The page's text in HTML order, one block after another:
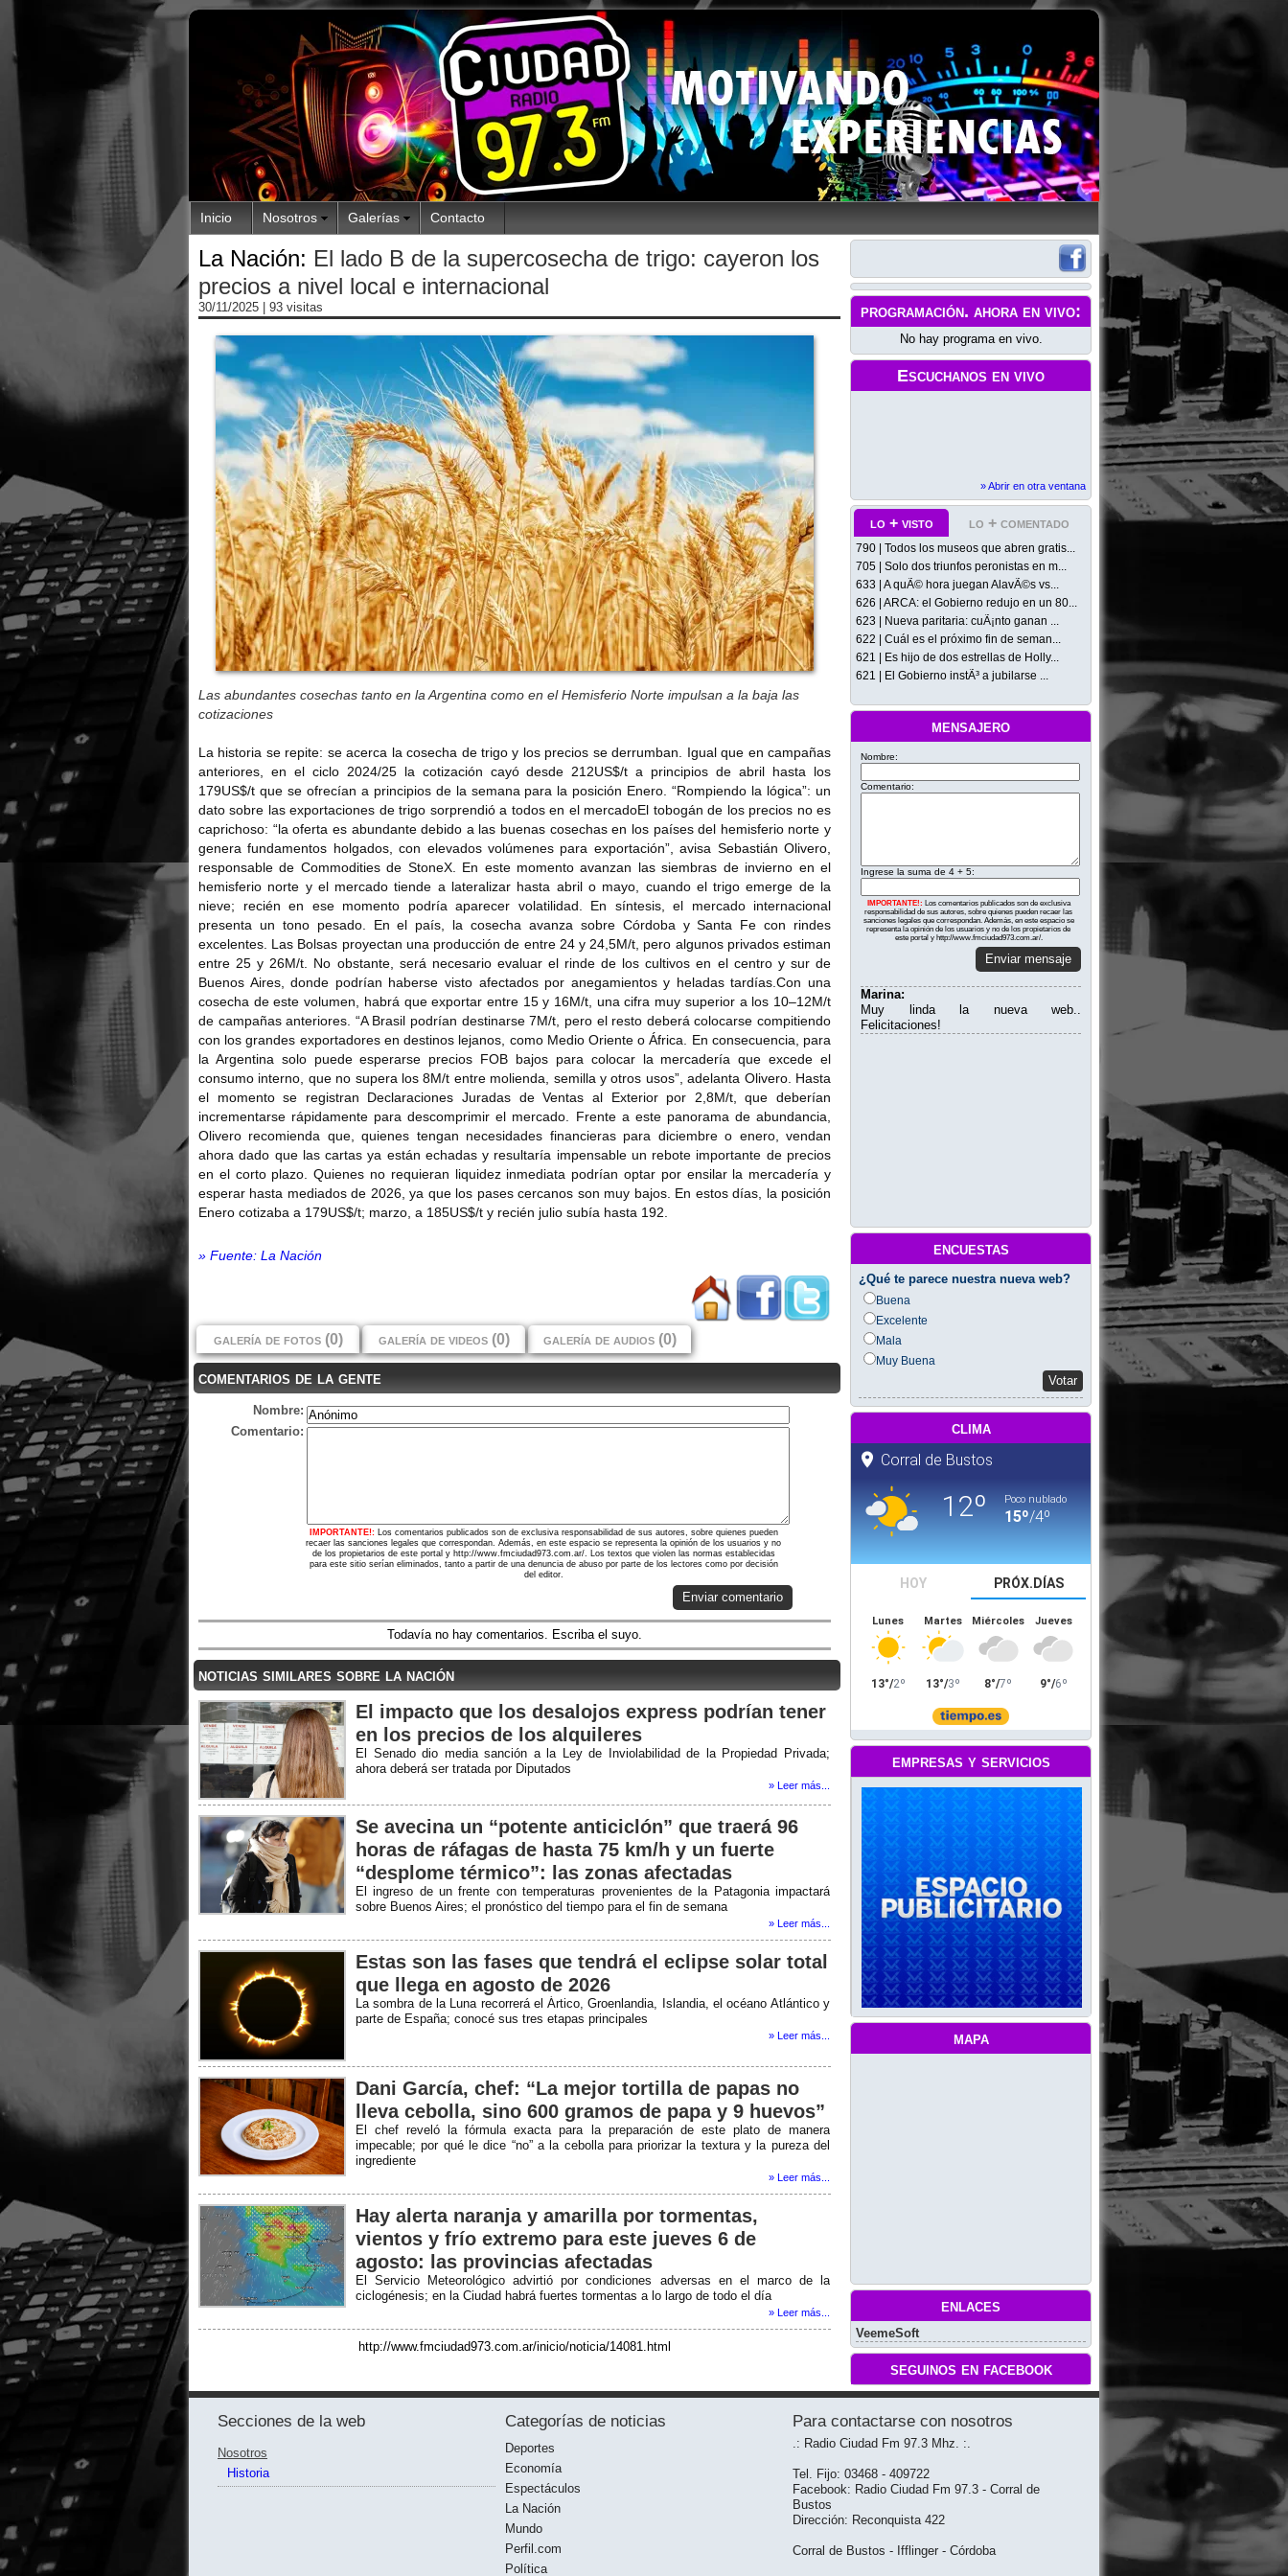
Inicio Nosotros Galerías Contacto
La Nación: El lado B de la supercosecha de trigo: cayeron los
precios a nivel local e internacional
30/11/2025 | 93 visitas
Las abundantes cosechas tanto en la Argentina como en el Hemisferio Norte impulsan a la baja las
cotizaciones
La historia se repite: se acerca la cosecha de trigo y los precios se derrumban. Igual que en campañas
anteriores, en el ciclo 2024/25 la cotización cayó desde 212US$/t a principios de abril hasta los
179US$/t que se ofrecían a principios de la semana para la posición Enero. “Rompiendo la lógica”: un
dato sobre las exportaciones de trigo sorprendió a todos en el mercadoEl tobogán de los precios no es
caprichoso: “la oferta es abundante debido a las buenas cosechas en los países del hemisferio norte y
genera fundamentos holgados, con elevados volúmenes para exportación”, avisa Sebastián Olivero,
responsable de Commodities de StoneX. En este momento avanzan las siembras de invierno en el
hemisferio norte y el mercado tiende a lateralizar hasta abril o mayo, cuando el trigo emerge de la
nieve; recién en ese momento podría aparecer volatilidad. En síntesis, el mercado internacional
presenta un tono pesado. En el país, la cosecha avanza sobre Córdoba y Santa Fe con rindes
excelentes. Las Bolsas proyectan una producción de entre 24 y 24,5M/t, pero algunos privados estiman
entre 25 y 26M/t. No obstante, será necesario evaluar el rinde de los cultivos en el centro y sur de
Buenos Aires, donde podrían haberse visto afectados por anegamientos y heladas tardías.Con una
cosecha de este volumen, habrá que exportar entre 15 y 16M/t, una cifra muy superior a los 10–12M/t
de campañas anteriores. “A Brasil podrían destinarse 7M/t, pero el resto deberá colocarse compitiendo
con los grandes exportadores en destinos lejanos, como Medio Oriente o África. En consecuencia, para
la Argentina solo puede esperarse precios FOB bajos para colocar la mercadería que excede el
consumo interno, que no supera los 8M/t entre molienda, semilla y otros usos”, adelanta Olivero. Hasta
el momento se registran Declaraciones Juradas de Ventas al Exterior por 2,8M/t, que deberían
incrementarse rápidamente para descomprimir el mercado. Frente a este panorama de abundancia,
Olivero recomienda que, quienes tengan necesidades financieras para diciembre o enero, vendan
ahora dado que las cartas ya están echadas y resultaría impensable un rebote importante de precios
en el corto plazo. Quienes no requieran liquidez inmediata podrían optar por ensilar la mercadería y
esperar hasta mediados de 2026, ya que los pases cercanos son muy bajos. En estos días, la posición
Enero cotizaba a 179US$/t; marzo, a 185US$/t y recién julio subía hasta 192.
» Fuente: La Nación
galería de fotos (0) galería de videos (0) galería de audios (0)
comentarios de la gente
Nombre:
Comentario:
IMPORTANTE!: Los comentarios publicados son de exclusiva responsabilidad de sus autores, sobre quienes pueden
recaer las sanciones legales que correspondan. Además, en este espacio se representa la opinión de los usuarios y no
de los propietarios de este portal y http://www.fmciudad973.com.ar/. Los textos que violen las normas establecidas
para este sitio serían eliminados, tanto a partir de una denuncia de abuso por parte de los lectores como por decisión
del editor.
Enviar comentario
Todavía no hay comentarios. Escriba el suyo.
noticias similares sobre la nación
El impacto que los desalojos express podrían tener
en los precios de los alquileres
El Senado dio media sanción a la Ley de Inviolabilidad de la Propiedad Privada;
ahora deberá ser tratada por Diputados
» Leer más...
Se avecina un “potente anticiclón” que traerá 96
horas de ráfagas de hasta 75 km/h y un fuerte
“desplome térmico”: las zonas afectadas
El ingreso de un frente con temperaturas provenientes de la Patagonia impactará
sobre Buenos Aires; el pronóstico del tiempo para el fin de semana
» Leer más...
Estas son las fases que tendrá el eclipse solar total
que llega en agosto de 2026
La sombra de la Luna recorrerá el Ártico, Groenlandia, Islandia, el océano Atlántico y
parte de España; conocé sus tres etapas principales
» Leer más...
Dani García, chef: “La mejor tortilla de papas no
lleva cebolla, sino 600 gramos de papa y 9 huevos”
El chef reveló la fórmula exacta para la preparación de este plato de manera
impecable; por qué le dice “no” a la cebolla para priorizar la textura y la pureza del
ingrediente
» Leer más...
Hay alerta naranja y amarilla por tormentas,
vientos y frío extremo para este jueves 6 de
agosto: las provincias afectadas
El Servicio Meteorológico advirtió por condiciones adversas en el marco de la
ciclogénesis; en la Ciudad habrá fuertes tormentas a lo largo de todo el día
» Leer más...
http://www.fmciudad973.com.ar/inicio/noticia/14081.html
programación. ahora en vivo:
No hay programa en vivo.
Escuchanos en vivo
» Abrir en otra ventana
lo + visto lo + comentado
790 | Todos los museos que abren gratis...
705 | Solo dos triunfos peronistas en m...
633 | A quÃ© hora juegan AlavÃ©s vs...
626 | ARCA: el Gobierno redujo en un 80...
623 | Nueva paritaria: cuÃ¡nto ganan ...
622 | Cuál es el próximo fin de seman...
621 | Es hijo de dos estrellas de Holly...
621 | El Gobierno instÃ³ a jubilarse ...
mensajero
Nombre:
Comentario:
Ingrese la suma de 4 + 5:
IMPORTANTE!: Los comentarios publicados son de exclusiva
responsabilidad de sus autores, sobre quienes pueden recaer las
sanciones legales que correspondan. Además, en este espacio se
representa la opinión de los usuarios y no de los propietarios de
este portal y http://www.fmciudad973.com.ar/.
Enviar mensaje
Marina:
Muy linda la nueva web..
Felicitaciones!
encuestas
¿Qué te parece nuestra nueva web?
Buena
Excelente
Mala
Muy Buena
Votar
clima
empresas y servicios
mapa
enlaces
VeemeSoft
seguinos en facebook
Secciones de la web
Nosotros
Historia
Categorías de noticias
Deportes
Economía
Espectáculos
La Nación
Mundo
Perfil.com
Política
Para contactarse con nosotros
.: Radio Ciudad Fm 97.3 Mhz. :.
Tel. Fijo: 03468 - 409722
Facebook: Radio Ciudad Fm 97.3 - Corral de
Bustos
Dirección: Reconquista 422
Corral de Bustos - Ifflinger - Córdoba